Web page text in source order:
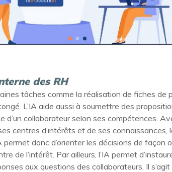
des RH
tâches comme la réalisation de fiches de
L’IA aide aussi à soumettre des
d’un collaborateur selon ses compétences.
centres d’intérêts et de ses connaissances,
permet donc d’orienter les décisions de façon
de l’intérêt. Par ailleurs, l’IA permet
aux questions des collaborateurs. Il s’agit